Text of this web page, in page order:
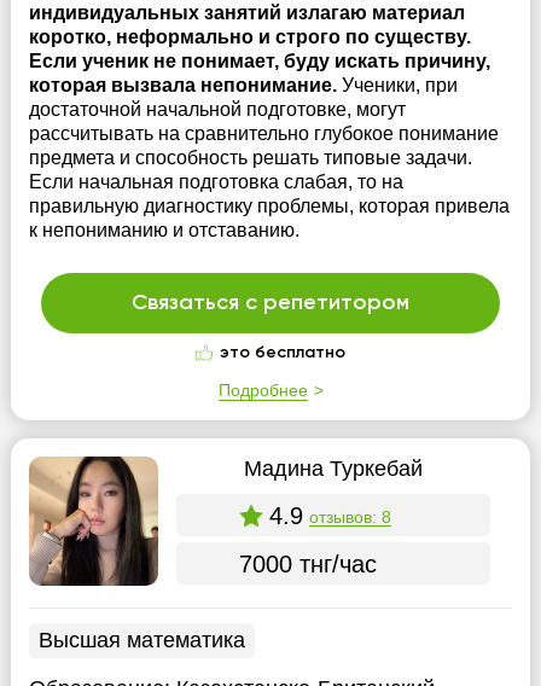
индивидуальных занятий излагаю материал
коротко, неформально и строго по существу.
Если ученик не понимает, буду искать причину,
которая вызвала непонимание. Ученики, при
достаточной начальной подготовке, могут
рассчитывать на сравнительно глубокое понимание
предмета и способность решать типовые задачи.
Если начальная подготовка слабая, то на
правильную диагностику проблемы, которая привела
к непониманию и отставанию.
Связаться с репетитором
это бесплатно
Подробнее
Мадина Туркебай
4.9 отзывов: 8
7000 тнг/час
Высшая математика